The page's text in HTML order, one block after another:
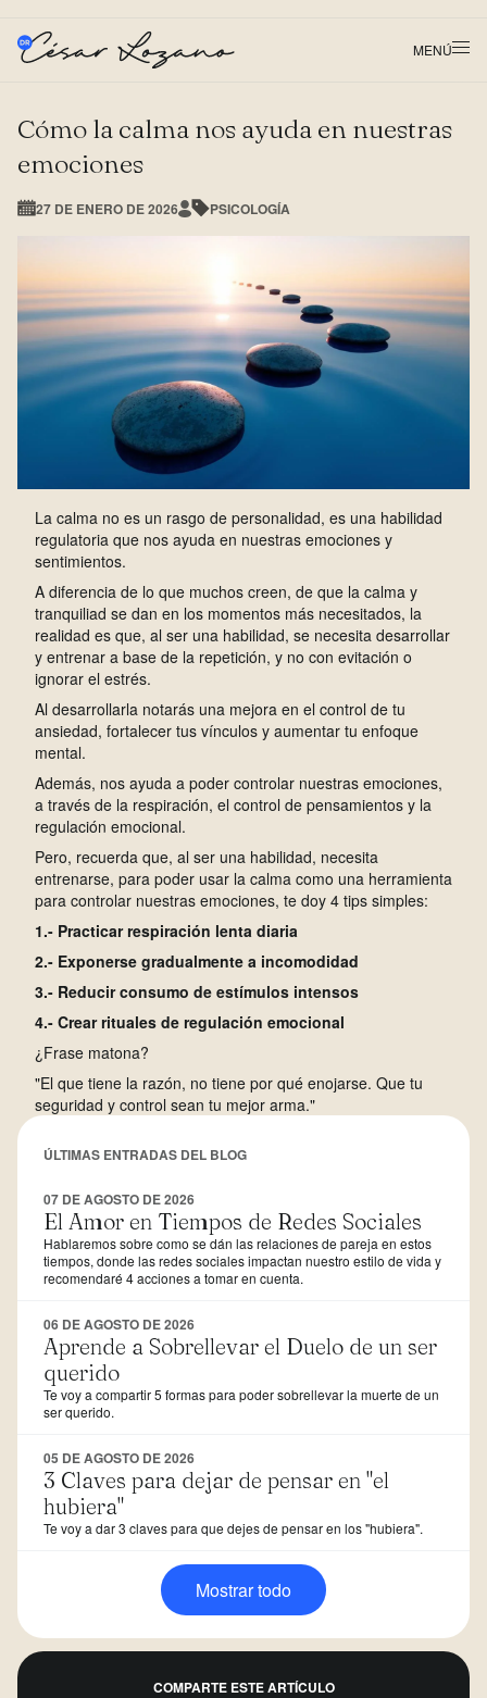
MENÚ
Cómo la calma nos ayuda en nuestras
emociones
27 DE ENERO DE 2026 PSICOLOGÍA
La calma no es un rasgo de personalidad, es una habilidad
regulatoria que nos ayuda en nuestras emociones y
sentimientos.
A diferencia de lo que muchos creen, de que la calma y
tranquiliad se dan en los momentos más necesitados, la
realidad es que, al ser una habilidad, se necesita desarrollar
y entrenar a base de la repetición, y no con evitación o
ignorar el estrés.
Al desarrollarla notarás una mejora en el control de tu
ansiedad, fortalecer tus vínculos y aumentar tu enfoque
mental.
Además, nos ayuda a poder controlar nuestras emociones,
a través de la respiración, el control de pensamientos y la
regulación emocional.
Pero, recuerda que, al ser una habilidad, necesita
entrenarse, para poder usar la calma como una herramienta
para controlar nuestras emociones, te doy 4 tips simples:
1.- Practicar respiración lenta diaria
2.- Exponerse gradualmente a incomodidad
3.- Reducir consumo de estímulos intensos
4.- Crear rituales de regulación emocional
¿Frase matona?
"El que tiene la razón, no tiene por qué enojarse. Que tu
seguridad y control sean tu mejor arma."
ÚLTIMAS ENTRADAS DEL BLOG
07 DE AGOSTO DE 2026
El Amor en Tiempos de Redes Sociales
Hablaremos sobre como se dán las relaciones de pareja en estos
tiempos, donde las redes sociales impactan nuestro estilo de vida y
recomendaré 4 acciones a tomar en cuenta.
06 DE AGOSTO DE 2026
Aprende a Sobrellevar el Duelo de un ser
querido
Te voy a compartir 5 formas para poder sobrellevar la muerte de un
ser querido.
05 DE AGOSTO DE 2026
3 Claves para dejar de pensar en "el
hubiera"
Te voy a dar 3 claves para que dejes de pensar en los "hubiera".
Mostrar todo
COMPARTE ESTE ARTÍCULO